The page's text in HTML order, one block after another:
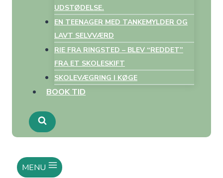
UDSTØDELSE.
EN TEENAGER MED TANKEMYLDER OG
LAVT SELVVÆRD
RIE FRA RINGSTED – BLEV “REDDET”
FRA ET SKOLESKIFT
SKOLEVÆGRING I KØGE
BOOK TID
MENU